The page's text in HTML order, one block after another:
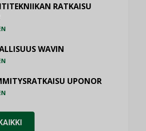
RATKAISU
WAVIN
UPONOR